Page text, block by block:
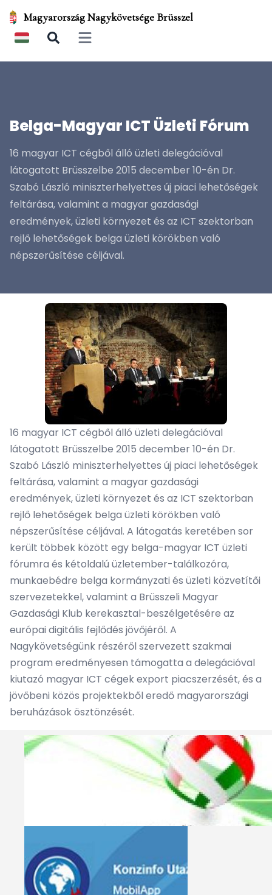
Magyarország Nagykövetsége Brüsszel
Open main menu
Belga-Magyar ICT Üzleti Fórum
16 magyar ICT cégből álló üzleti delegációval
látogatott Brüsszelbe 2015 december 10-én Dr.
Szabó László miniszterhelyettes új piaci lehetőségek
feltárása, valamint a magyar gazdasági
eredmények, üzleti környezet és az ICT szektorban
rejlő lehetőségek belga üzleti körökben való
népszerűsítése céljával.
16 magyar ICT cégből álló üzleti delegációval
látogatott Brüsszelbe 2015 december 10-én Dr.
Szabó László miniszterhelyettes új piaci lehetőségek
feltárása, valamint a magyar gazdasági
eredmények, üzleti környezet és az ICT szektorban
rejlő lehetőségek belga üzleti körökben való
népszerűsítése céljával. A látogatás keretében sor
került többek között egy belga-magyar ICT üzleti
fórumra és kétoldalú üzletember-találkozóra,
munkaebédre belga kormányzati és üzleti közvetítői
szervezetekkel, valamint a Brüsszeli Magyar
Gazdasági Klub kerekasztal-beszélgetésére az
európai digitális fejlődés jövőjéről. A
Nagykövetségünk részéről szervezett szakmai
program eredményesen támogatta a delegációval
kiutazó magyar ICT cégek export piacszerzését, és a
jövőbeni közös projektekből eredő magyarországi
beruházások ösztönzését.